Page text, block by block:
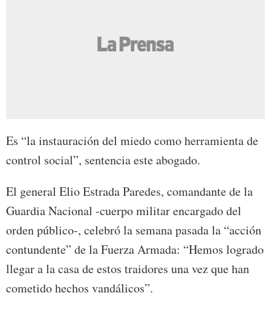
Es “la instauración del miedo como herramienta de
control social”, sentencia este abogado.
El general Elio Estrada Paredes, comandante de la
Guardia Nacional -cuerpo militar encargado del
orden público-, celebró la semana pasada la “acción
contundente” de la Fuerza Armada: “Hemos logrado
llegar a la casa de estos traidores una vez que han
cometido hechos vandálicos”.